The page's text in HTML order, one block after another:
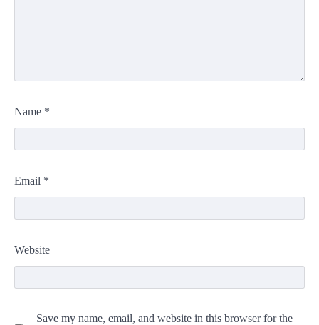
Name *
Email *
Website
Save my name, email, and website in this browser for the